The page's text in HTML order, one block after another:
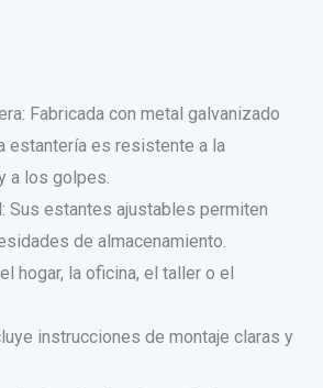
Fabricada con metal galvanizado
estantería es resistente a la
a los golpes.
Sus estantes ajustables permiten
de almacenamiento.
hogar, la oficina, el taller o el
instrucciones de montaje claras y